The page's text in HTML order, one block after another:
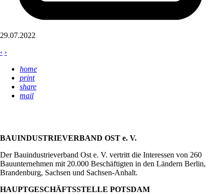
29.07.2022
‹ ›
home
print
share
mail
BAUINDUSTRIEVERBAND OST e. V.
Der Bauindustrieverband Ost e. V. vertritt die Interessen von 260
Bauunternehmen mit 20.000 Beschäftigten in den Ländern Berlin,
Brandenburg, Sachsen und Sachsen-Anhalt.
HAUPTGESCHÄFTSSTELLE POTSDAM